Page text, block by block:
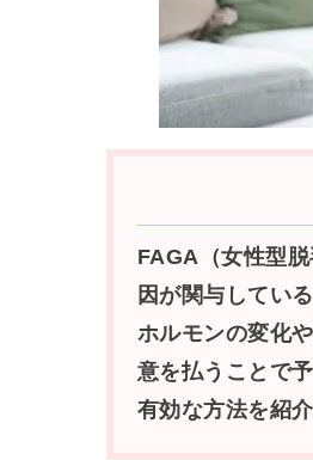
FAGA（女性型
因が関与してい
ホルモンの変化
意を払うことで
有効な方法を紹介